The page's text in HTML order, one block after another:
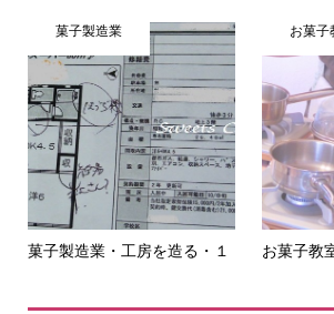
菓子製造業
菓子製造業・工房を造る・１
お菓子
お菓子教